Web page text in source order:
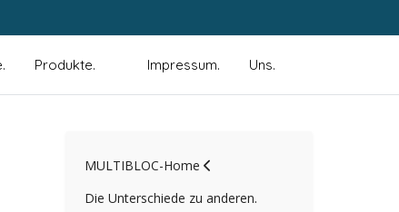
Produkte. Impressum. Uns.
MULTIBLOC-Home
Die Unterschiede zu anderen.